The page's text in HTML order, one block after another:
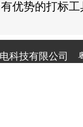
优势的打标工
科技有限公司